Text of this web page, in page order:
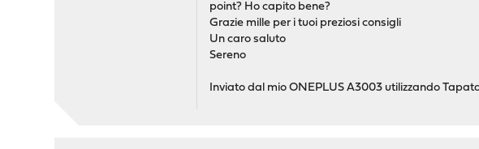
point? Ho capito bene?
Grazie mille per i tuoi preziosi consigli
Un caro saluto
Sereno
Inviato dal mio ONEPLUS A3003 utilizzando